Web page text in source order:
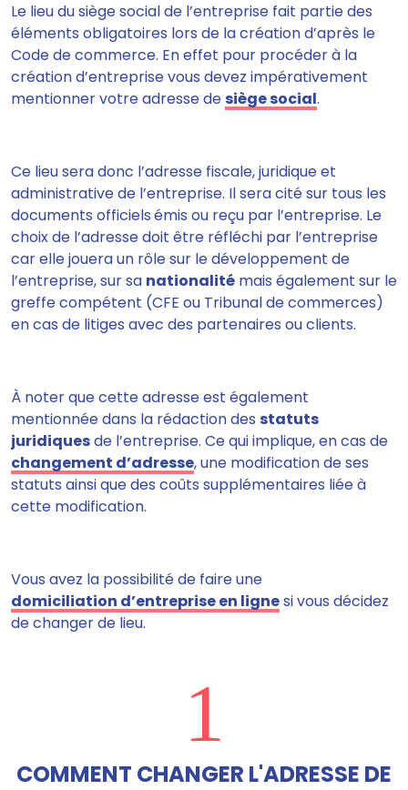
Le lieu du siège social de l’entreprise fait partie des
éléments obligatoires lors de la création d’après le
Code de commerce. En effet pour procéder à la
création d’entreprise vous devez impérativement
mentionner votre adresse de siège social.
Ce lieu sera donc l’adresse fiscale, juridique et
administrative de l’entreprise. Il sera cité sur tous les
documents officielsémis ou reçu par l’entreprise. Le
choix de l’adresse doit être réfléchi par l’entreprise
carelle jouera un rôle sur le développement de
l’entreprise, sur sa nationalité mais également sur le
greffe compétent (CFE ou Tribunal de commerces)
en cas de litiges avec des partenaires ou clients.
À noter que cette adresse est également
mentionnée dans la rédaction des statuts
juridiquesde l’entreprise. Ce qui implique, en cas de
changement d’adresse, une modification de ses
statuts ainsi que des coûts supplémentaires liée à
cette modification.
Vous avez la possibilité de faire une
domiciliation d’entreprise en lignesi vous décidez
de changer de lieu.
1
COMMENT CHANGER L'ADRESSE DE